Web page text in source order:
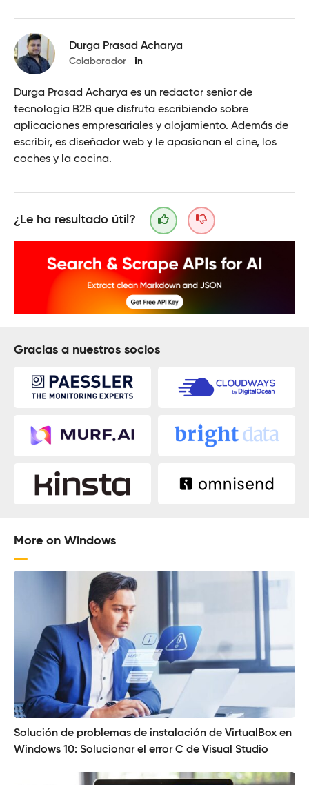
Durga Prasad Acharya
Colaborador
Durga Prasad Acharya es un redactor senior de
tecnología B2B que disfruta escribiendo sobre
aplicaciones empresariales y alojamiento. Además de
escribir, es diseñador web y le apasionan el cine, los
coches y la cocina.
¿Le ha resultado útil?
Gracias a nuestros socios
More on Windows
Solución de problemas de instalación de VirtualBox en
Windows 10: Solucionar el error C de Visual Studio